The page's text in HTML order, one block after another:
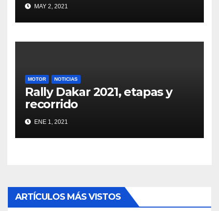
MAY 2, 2021
MOTOR NOTICIAS
Rally Dakar 2021, etapas y
recorrido
ENE 1, 2021
ARTÍCULOS MÁS VISTOS